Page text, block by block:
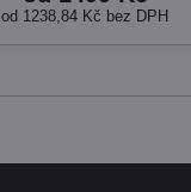
od 1238,84 Kč bez DPH